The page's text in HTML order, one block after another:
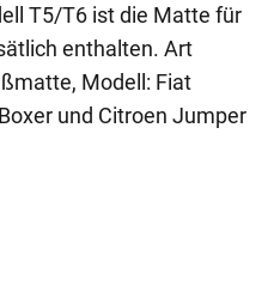
T5/T6 ist die Matte für
enthalten. Art
Modell: Fiat
und Citroen Jumper